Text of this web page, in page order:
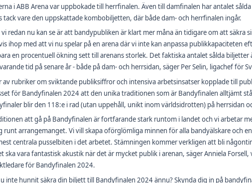
i ABB Arena var uppbokade till herrfinalen. Även till damfinalen har antalet
tack vare den uppskattade kombobiljetten, där både dam- och herrfinalen ingår.
vi redan nu kan se är att bandypubliken är klart mer måna än tidigare om att säkra
ihop med att vi nu spelar på en arena där vi inte kan anpassa publikkapaciteten
en procentuell ökning sett till arenans storlek. Det faktiska antalet sålda biljetter
tid på senare år - både på dam- och herrsidan, säger Per Selin, ligachef för
av rubriker om sviktande publiksiffror och intensiva arbetsinsatser kopplade till
för Bandyfinalen 2024 att den unika traditionen som är Bandyfinalen alltjämt
blir den 118:e i rad (utan uppehåll, unikt inom världsidrotten) på herrsidan
att gå på Bandyfinalen är fortfarande stark runtom i landet och vi arbetar
runt arrangemanget. Vi vill skapa oförglömliga minnen för alla bandyälskare och
centrala pusselbiten i det arbetet. Stämningen kommer verkligen att bli
ska vara fantastisk akustik när det är mycket publik i arenan, säger Anniela
för Bandyfinalen 2024.
inte hunnit säkra din biljett till Bandyfinalen 2024 ännu? Skynda dig in på